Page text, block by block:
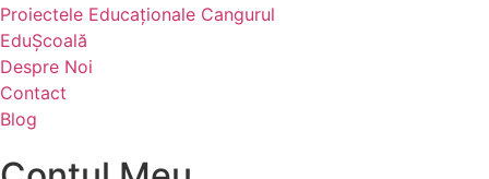
Proiectele Educaţionale Cangurul
EduȘcoală
Despre Noi
Contact
Blog